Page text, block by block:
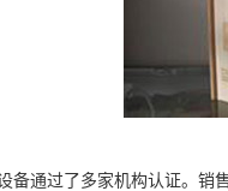
备通过了多家机构认证。销